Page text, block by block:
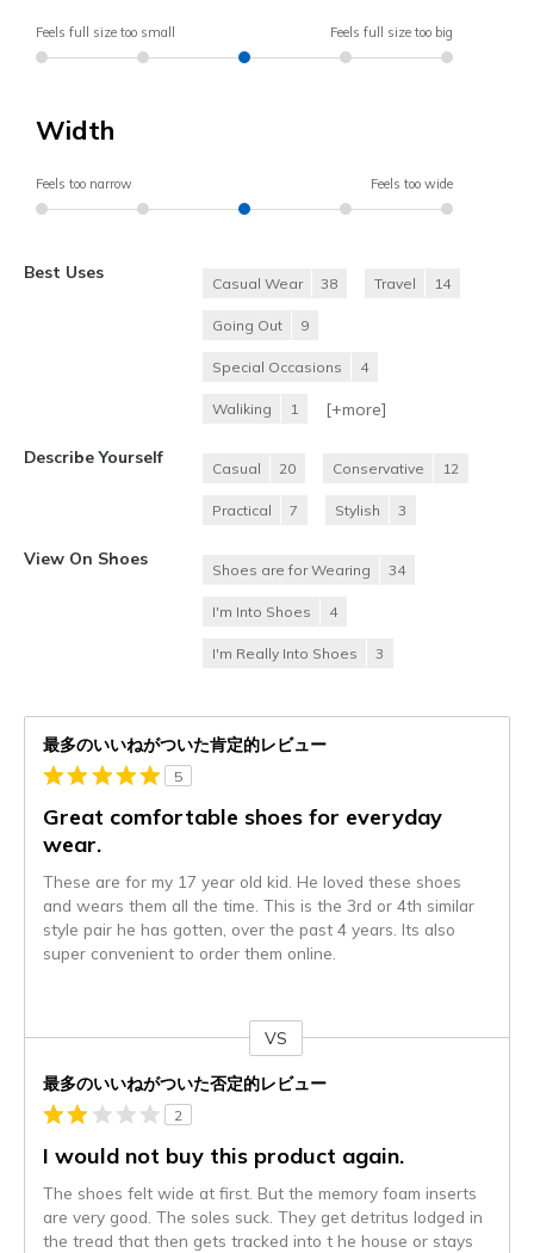
Feels full size too small Feels full size too big
Width
Feels too narrow Feels too wide
Best Uses
Casual Wear 38 Travel 14
Going Out 9
Special Occasions 4
Waliking 1 [+more]
Describe Yourself
Casual 20 Conservative 12
Practical 7 Stylish 3
View On Shoes
Shoes are for Wearing 34
I'm Into Shoes 4
I'm Really Into Shoes 3
最多のいいねがついた肯定的レビュー
5
Great comfortable shoes for everyday
wear.
These are for my 17 year old kid. He loved these shoes
and wears them all the time. This is the 3rd or 4th similar
style pair he has gotten, over the past 4 years. Its also
super convenient to order them online.
VS
最多のいいねがついた否定的レビュー
2
I would not buy this product again.
The shoes felt wide at first. But the memory foam inserts
are very good. The soles suck. They get detritus lodged in
the tread that then gets tracked into t he house or stays